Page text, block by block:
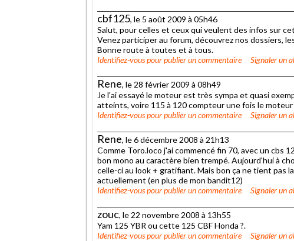
cbf125, le 5 août 2009 à 05h46
Salut, pour celles et ceux qui veulent des infos sur
Venez participer au forum, découvrez nos dossiers,
Bonne route à toutes et à tous.
Identifiez-vouspour publier un commentaire Signaler un
Rene, le 28 février 2009 à 08h49
Je l'ai essayé le moteur est très sympa et quasi
atteints, voire 115 à 120 compteur une fois le
Identifiez-vouspour publier un commentaire Signaler un
Rene, le 6 décembre 2008 à 21h13
Comme Toro.loco j'ai commencé fin 70, avec un cbs
bon mono au caractère bien trempé. Aujourd'hui à
celle-ci au look + gratifiant. Mais bon ça ne tient pas
actuellement (en plus de mon bandit12)
Identifiez-vouspour publier un commentaire Signaler un
zouc, le 22 novembre 2008 à 13h55
Yam 125 YBR ou cette 125 CBF Honda ?.
Identifiez-vouspour publier un commentaire Signaler un